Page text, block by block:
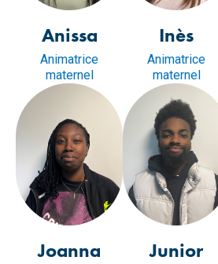
Anissa
Animatrice
maternel
Inès
Animatrice
maternel
Joanna Junior